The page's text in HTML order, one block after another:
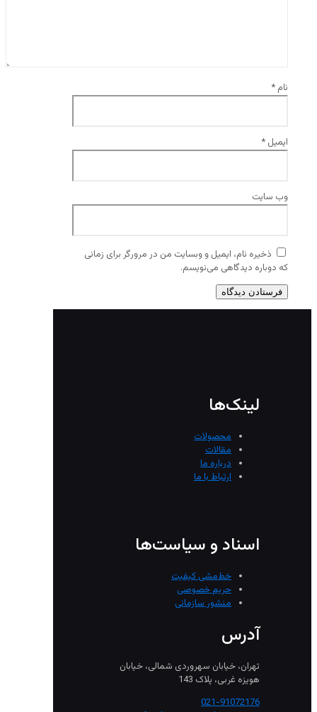
نام *
ایمیل *
وب‌ سایت
ذخیره نام، ایمیل و وبسایت من در مرورگر برای زمانی
که دوباره دیدگاهی می‌نویسم.
لینک‌ها
محصولات
مقالات
درباره ما
ارتباط با ما
اسناد و سیاست‌ها
خط‌مشی کیفیت
حریم خصوصی
منشور سازمانی
آدرس
تهران، خیابان سهروردی شمالی، خیابان
هویزه غربی، پلاک 143
021-91072176